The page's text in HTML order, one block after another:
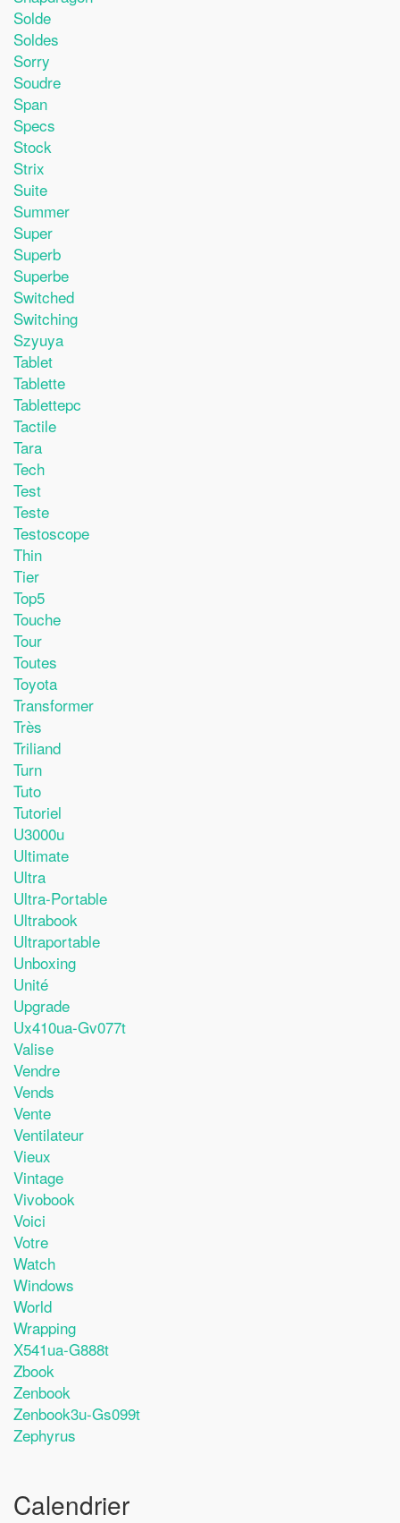
Solde
Soldes
Sorry
Soudre
Span
Specs
Stock
Strix
Suite
Summer
Super
Superb
Superbe
Switched
Switching
Szyuya
Tablet
Tablette
Tablettepc
Tactile
Tara
Tech
Test
Teste
Testoscope
Thin
Tier
Top5
Touche
Tour
Toutes
Toyota
Transformer
Très
Triliand
Turn
Tuto
Tutoriel
U3000u
Ultimate
Ultra
Ultra-Portable
Ultrabook
Ultraportable
Unboxing
Unité
Upgrade
Ux410ua-Gv077t
Valise
Vendre
Vends
Vente
Ventilateur
Vieux
Vintage
Vivobook
Voici
Votre
Watch
Windows
World
Wrapping
X541ua-G888t
Zbook
Zenbook
Zenbook3u-Gs099t
Zephyrus
Calendrier